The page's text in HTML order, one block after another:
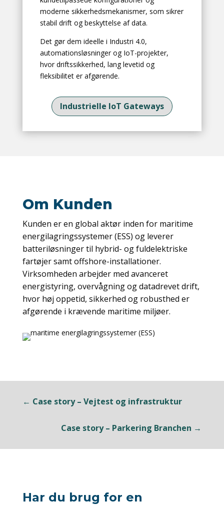
moderne sikkerhedsmekanismer, som sikrer
stabil drift og beskyttelse af data.
Det gør dem ideelle i Industri 4.0,
automationsløsninger og IoT-projekter,
hvor driftssikkerhed, lang levetid og
fleksibilitet er afgørende.
Industrielle IoT Gateways
Om Kunden
Kunden er en global aktør inden for maritime
energilagringssystemer (ESS) og leverer
batteriløsninger til hybrid- og fuldelektriske
fartøjer samt offshore-installationer.
Virksomheden arbejder med avanceret
energistyring, overvågning og datadrevet drift,
hvor høj oppetid, sikkerhed og robusthed er
afgørende i krævende maritime miljøer.
← Case story – Vejtest og infrastruktur
Case story – Parkering Branchen →
Har du brug for en